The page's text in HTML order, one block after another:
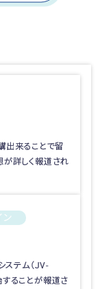
出来ることで留
詳しく報道され
ン
ステム（JV-
ることが報道さ